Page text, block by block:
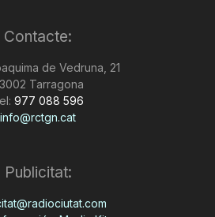
Contacte:
de Vedruna, 21
Tarragona
977 088 596
info@rctgn.cat
Publicitat: